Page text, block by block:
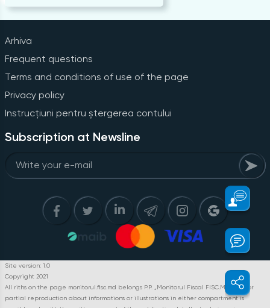
Arhiva
Frequent questions
Terms and conditions of use of the page
Privacy policy
Instrucțiuni pentru ștergerea contului
Subscription at Newsline
Site version: 1.0
Copyright 2021
All riths on the page monitorul.fisc.md belongs P.P. „Monitorul Fiscal FISC.MD”. Full or
partial reproduction about informations or illustrations in either compartment is